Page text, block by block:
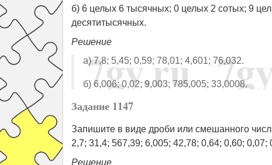
б) 6 целых 6 тысячных; 0 целых 2 сотых; 9
десятитысячных.
Решение
а) 7,8; 5,45; 0,59; 78,01; 4,601; 76,032.
б) 6,006; 0,02; 9,003; 785,005; 33,0008.
Задание 1147
Запишите в виде дроби или смешанного
2,7; 31,4; 567,39; 6,005; 42,78; 0,64; 0,60; 0,07;
Решение